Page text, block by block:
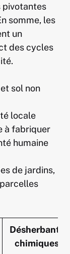
pivotantes
somme, les
un
des cycles
sol non
locale
à fabriquer
humaine
de jardins,
Désherbants
chimiques